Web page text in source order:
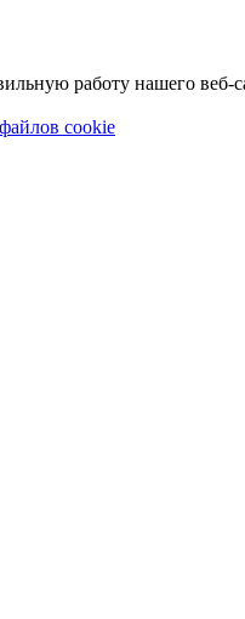
работу нашего веб-
cookie